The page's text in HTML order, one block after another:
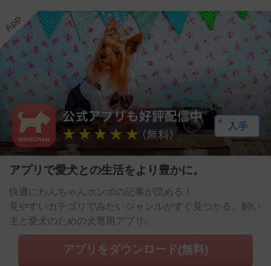
アプリで愛犬との生活をより豊かに。
快適にわんちゃんホンポの記事が読める！
見やすいカテゴリでみたいジャンルがすぐ見つかる。飼い
主と愛犬のための犬専用アプリ。
アプリをダウンロード(無料)